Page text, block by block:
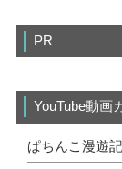
PR
YouTube動画
ぱちんこ漫遊記